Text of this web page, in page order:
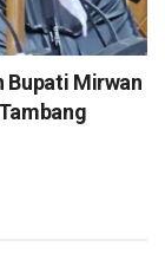
Bupati Mirwan